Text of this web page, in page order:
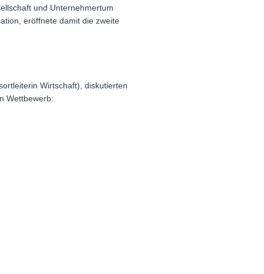
und Unternehmertum
eröffnete damit die zweite
Wirtschaft), diskutierten
Wettbewerb: